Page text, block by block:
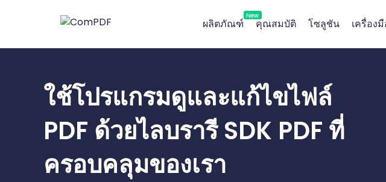
ผลิตภัณฑ์
New
คุณสมบัติ โซลูชัน เครื่อง
ใช้โปรแกรมดูและแก้ไขไฟล์
PDF ด้วยไลบรารี SDK PDF ที่
ครอบคลุมของเรา